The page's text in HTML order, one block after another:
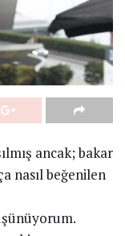
ancak; bakar
nasıl beğenilen